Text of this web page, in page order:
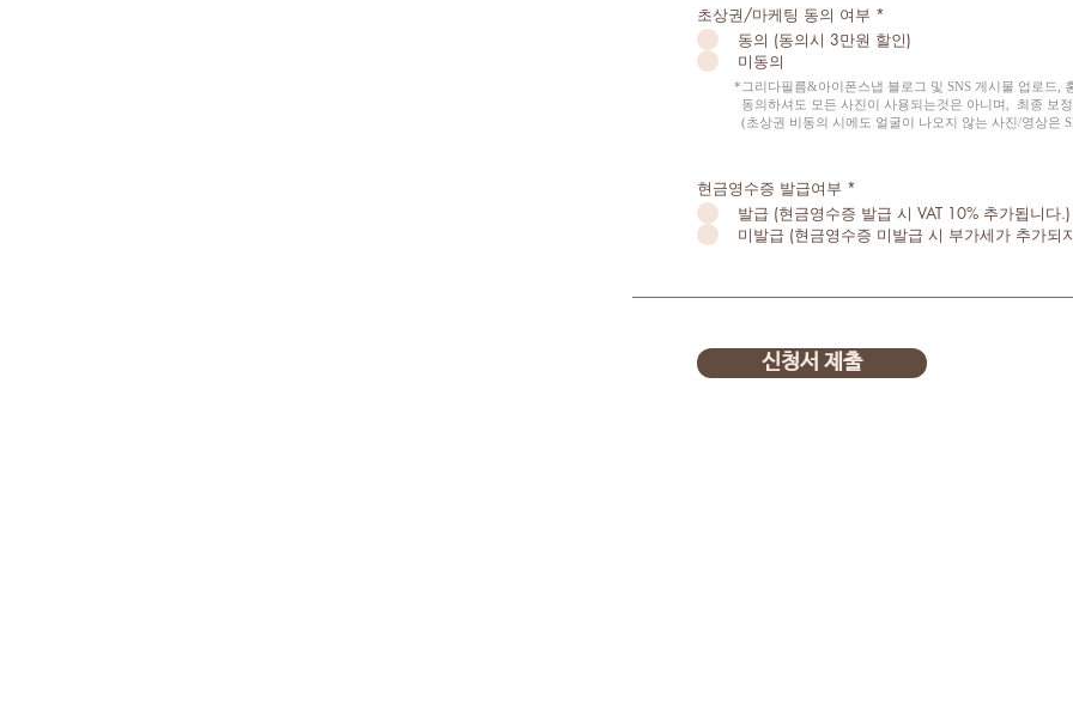
초상권/마케팅 동의 여부 *
수
동의 (동의시 3만원 할인)
미동의
*그리다필름&아이폰스냅 블로그 및 SNS 게시물 업로드,
동의하셔도 모든 사진이 사용되는것은 아니며, 최종 보
(초상권 비동의 시에도 얼굴이 나오지 않는 사진/영상은
현금영수증 발급여부 *
발급 (현금영수증 발급 시 VAT 10% 추가됩니다.)
미발급 (현금영수증 미발급 시 부가세가 추가되
신청서 제출